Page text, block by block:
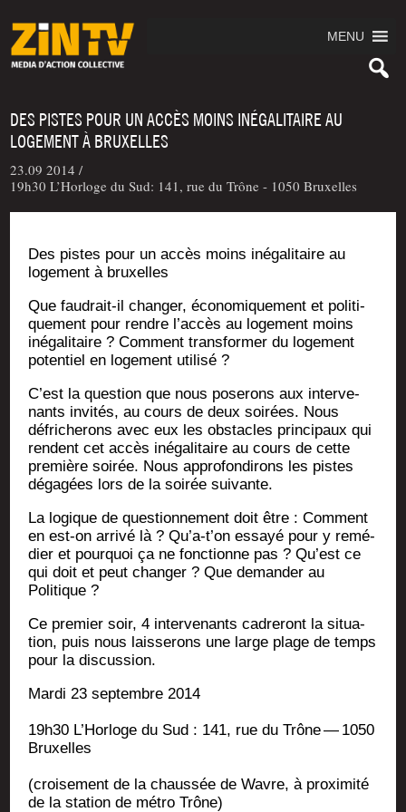
MENU
DES PISTES POUR UN ACCÈS MOINS INÉGALITAIRE AU
LOGEMENT À BRUXELLES
23.09 2014 /
19h30 L’Horloge du Sud: 141, rue du Trône - 1050 Bruxelles
Des pistes pour un accès moins inéga­li­taire au
loge­ment à bruxelles
Que fau­drait-il chan­ger, éco­no­mi­que­ment et poli­ti­
que­ment pour rendre l’accès au loge­ment moins
inéga­li­taire ? Com­ment trans­for­mer du loge­ment
poten­tiel en loge­ment utilisé ?
C’est la ques­tion que nous pose­rons aux inter­ve­
nants invi­tés, au cours de deux soi­rées. Nous
défri­che­rons avec eux les obs­tacles prin­ci­paux qui
rendent cet accès inéga­li­taire au cours de cette
pre­mière soi­rée. Nous appro­fon­di­rons les pistes
déga­gées lors de la soi­rée suivante.
La logique de ques­tion­ne­ment doit être : Com­ment
en est-on arri­vé là ? Qu’a‑t’on essayé pour y remé­
dier et pour­quoi ça ne fonc­tionne pas ? Qu’est ce
qui doit et peut chan­ger ? Que deman­der au
Politique ?
Ce pre­mier soir, 4 inter­ve­nants cadre­ront la situa­
tion, puis nous lais­se­rons une large plage de temps
pour la discussion.
Mar­di 23 sep­tembre 2014
19h30 L’Horloge du Sud : 141, rue du Trône — 1050
Bruxelles
(croi­se­ment de la chaus­sée de Wavre, à proxi­mi­té
de la sta­tion de mé­tro Trône)